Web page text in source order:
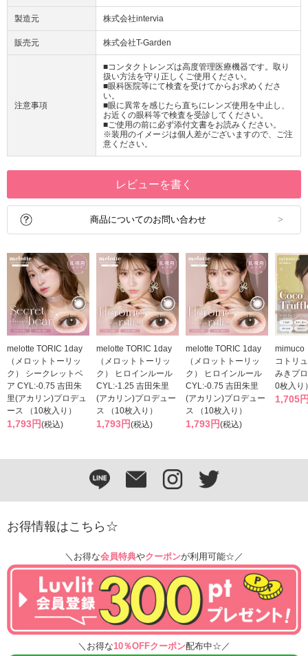
製造元 株式会社intervia
販売元 株式会社T-Garden
注意事項
■コンタクトレンズは高度管理医療機器です。取り
扱い方法を守り正しくご使用ください。
■眼科医院等にて検査を受けてからお求めくださ
い。
■眼に異常を感じたら直ちにレンズ使用を中止し、
お近くの眼科等で検査を受診してください。
■ご使用の前に必ず添付文書をお読みください。
※装用のイメージは個人差がございますので、ご注
意ください。
レビューを書く
商品についてのお問い合わせ
melotte TORIC 1day
（メロットトーリッ
ク） シークレットベ
ア CYL:-0.75 吉田朱
里(アカリン)プロデュ
ース （10枚入り）
1,793円(税込)
melotte TORIC 1day
（メロットトーリッ
ク） ヒロインルール
CYL:-1.25 吉田朱里
(アカリン)プロデュー
ス （10枚入り）
1,793円(税込)
melotte TORIC 1day
（メロットトーリッ
ク） ヒロインルール
CYL:-0.75 吉田朱里
(アカリン)プロデュー
ス （10枚入り）
1,793円(税込)
mimuco
コトリ
みきプ
0枚入り
1,705
お得情報はこちら☆
＼お得な会員特典やクーポンが利用可能☆／
＼お得な10％OFFクーポン配布中☆／